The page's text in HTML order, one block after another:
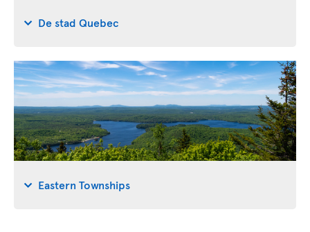
De stad Quebec
Eastern Townships